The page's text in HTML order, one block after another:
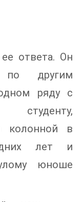
ответа. Он
по другим
ряду с
колонной в
лет и
юноше